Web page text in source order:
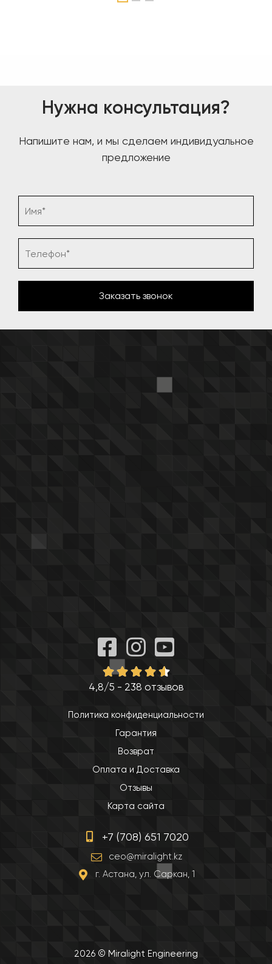
Нужна консультация?
Напишите нам, и мы сделаем индивидуальное
предложение
4,8/5 - 238 отзывов
Политика конфиденциальности
Гарантия
Возврат
Оплата и Доставка
Отзывы
Карта сайта
+7 (708) 651 7020
ceo@miralight.kz
г. Астана, ул. Саркан, 1
2026 © Miralight Engineering